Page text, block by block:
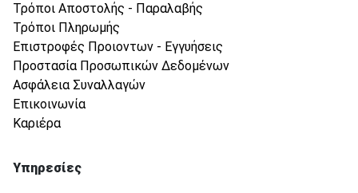
Τρόποι Αποστολής - Παραλαβής
Τρόποι Πληρωμής
Επιστροφές Προιοντων - Εγγυήσεις
Προστασία Προσωπικών Δεδομένων
Ασφάλεια Συναλλαγών
Επικοινωνία
Καριέρα
Υπηρεσίες